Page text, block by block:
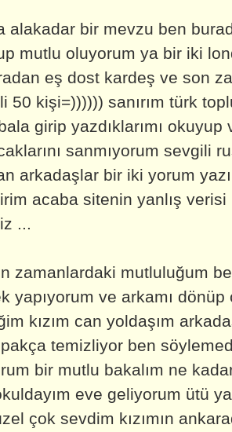
alakadar bir mevzu ben
mutlu oluyorum ya bir iki
eş dost kardeş ve son
50 kişi=)))))) sanırım türk
girip yazdıklarımı
sanmıyorum sevgili
arkadaşlar bir iki yorum
acaba sitenin yanlış
...
zamanlardaki mutluluğum
yapıyorum ve arkamı dönüp
kızım can yoldaşım
temizliyor ben
bir mutlu bakalım ne
eve geliyorum ütü
çok sevdim kızımın